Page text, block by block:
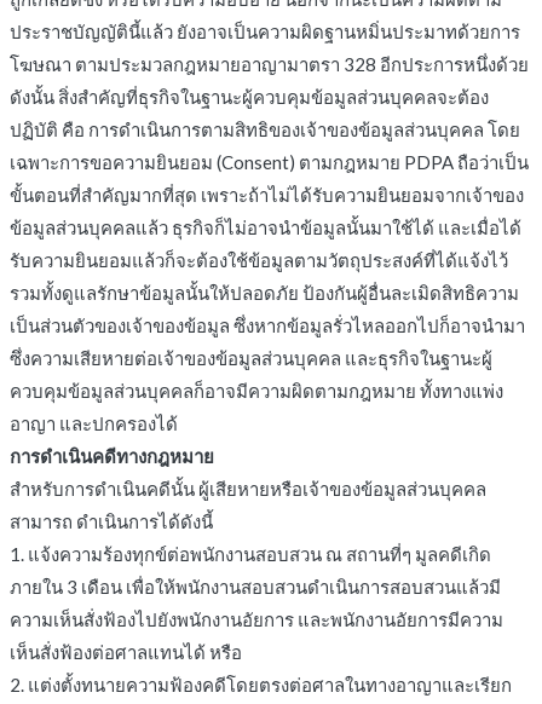
ประราชบัญญัตินี้แล้ว ยังอาจเป็นความผิดฐานหมิ่นประมาทด้วยการ
โฆษณา ตามประมวลกฎหมายอาญามาตรา 328 อีกประการหนึ่งด้วย
ดังนั้น สิ่งสำคัญที่ธุรกิจในฐานะผู้ควบคุมข้อมูลส่วนบุคคลจะต้อง
ปฏิบัติ คือ การดำเนินการตามสิทธิของเจ้าของข้อมูลส่วนบุคคล โดย
เฉพาะการขอความยินยอม (Consent) ตามกฎหมาย PDPA ถือว่าเป็น
ขั้นตอนที่สำคัญมากที่สุด เพราะถ้าไม่ได้รับความยินยอมจากเจ้าของ
ข้อมูลส่วนบุคคลแล้ว ธุรกิจก็ไม่อาจนำข้อมูลนั้นมาใช้ได้ และเมื่อได้
รับความยินยอมแล้วก็จะต้องใช้ข้อมูลตามวัตถุประสงค์ที่ได้แจ้งไว้
รวมทั้งดูแลรักษาข้อมูลนั้นให้ปลอดภัย ป้องกันผู้อื่นละเมิดสิทธิความ
เป็นส่วนตัวของเจ้าของข้อมูล ซึ่งหากข้อมูลรั่วไหลออกไปก็อาจนำมา
ซึ่งความเสียหายต่อเจ้าของข้อมูลส่วนบุคคล และธุรกิจในฐานะผู้
ควบคุมข้อมูลส่วนบุคคลก็อาจมีความผิดตามกฎหมาย ทั้งทางแพ่ง
อาญา และปกครองได้
การดำเนินคดีทางกฎหมาย
สำหรับการดำเนินคดีนั้น ผู้เสียหายหรือเจ้าของข้อมูลส่วนบุคคล
สามารถ ดำเนินการได้ดังนี้
1. แจ้งความร้องทุกข์ต่อพนักงานสอบสวน ณ สถานที่ๆ มูลคดีเกิด
ภายใน 3 เดือน เพื่อให้พนักงานสอบสวนดำเนินการสอบสวนแล้วมี
ความเห็นสั่งฟ้องไปยังพนักงานอัยการ และพนักงานอัยการมีความ
เห็นสั่งฟ้องต่อศาลแทนได้ หรือ
2. แต่งตั้งทนายความฟ้องคดีโดยตรงต่อศาลในทางอาญาและเรียก